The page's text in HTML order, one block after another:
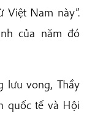
Việt Nam này”.
của năm đó
lưu vong, Thầy
quốc tế và Hội